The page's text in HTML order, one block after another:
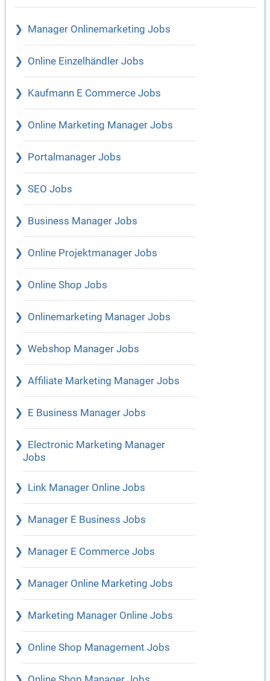
Manager Onlinemarketing Jobs
Online Einzelhändler Jobs
Kaufmann E Commerce Jobs
Online Marketing Manager Jobs
Portalmanager Jobs
SEO Jobs
Business Manager Jobs
Online Projektmanager Jobs
Online Shop Jobs
Onlinemarketing Manager Jobs
Webshop Manager Jobs
Affiliate Marketing Manager Jobs
E Business Manager Jobs
Electronic Marketing Manager
Jobs
Link Manager Online Jobs
Manager E Business Jobs
Manager E Commerce Jobs
Manager Online Marketing Jobs
Marketing Manager Online Jobs
Online Shop Management Jobs